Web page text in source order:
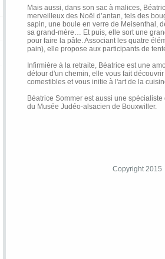
Mais aussi, dans son sac à malices,
merveilleux des Noël d’antan, tels des
sapin, une boule en verre de Meisenthal,
sa grand-mère… Et puis, elle sort une
pour faire la pâte. Associant les quatre
pain), elle propose aux participants de
Infirmière à la retraite, Béatrice est une
détour d'un chemin, elle vous fait
comestibles et vous initie à l'art de la
Béatrice Sommer est aussi une
du Musée Judéo-alsacien de Bouxwiller.
Copyright 2015